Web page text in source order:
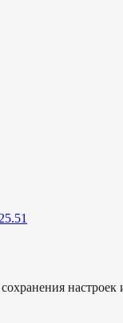
25.51
настроек